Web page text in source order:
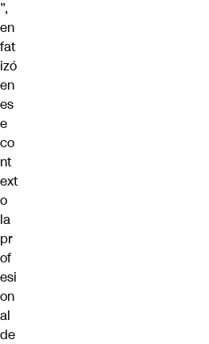
”,
en
fat
izó
en
es
e
co
nt
ext
o
la
pr
of
esi
on
al
de